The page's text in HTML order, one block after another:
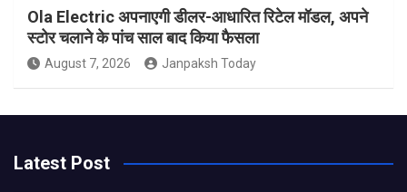
Ola Electric अपनाएगी डीलर-आधारित रिटेल मॉडल, अपने
स्टोर चलाने के पांच साल बाद किया फैसला
August 7, 2026 Janpaksh Today
Latest Post